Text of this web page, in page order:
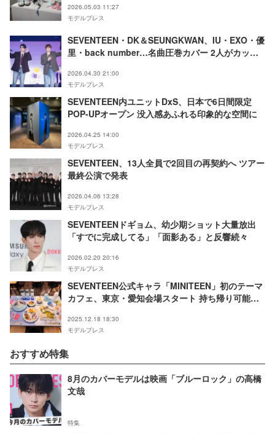
2026.05.03 11:27
モデルプレス
SEVENTEEN・DK＆SEUNGKWAN、IU・EXO・優
里・back number…名曲圧巻カバー 2人がカップ
2026.04.30 21:00
モデルプレス
SEVENTEEN内ユニットDxS、日本で6日間限定
POP-UPオープン 没入感あふれる印象的な空間に
2026.04.25 14:00
モデルプレス
SEVENTEEN、13人全員で2回目の再契約へ ツアー
最終公演で発表
2026.04.06 13:28
モデルプレス
SEVENTEENドギョム、幼少期ショット大量放出
「すでに完成してる」「面影ある」と反響続々
2026.02.20 20:16
モデルプレス
SEVENTEEN公式キャラ「MINITEEN」初のテーマ
カフェ、東京・愛知会場スタート 持ち帰り可能ボ
2025.12.18 18:30
モデルプレス
おすすめ特集
8月のカバーモデルは映画「ブルーロック」の高橋
文哉
特集